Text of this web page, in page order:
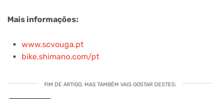
Mais informações:
www.scvouga.pt
bike.shimano.com/pt
FIM DE ARTIGO. MAS TAMBÉM VAIS GOSTAR DESTES: